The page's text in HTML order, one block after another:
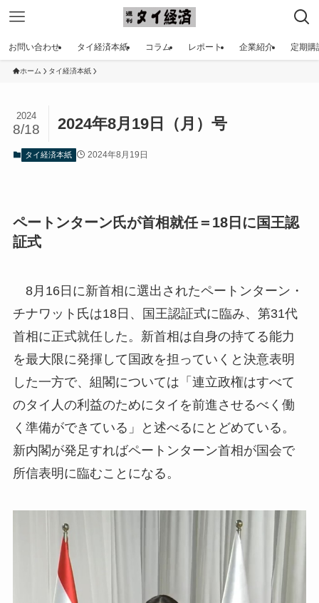
お問い合わせ タイ経済本紙 コラム レポート 企業紹介 定期購
ホーム タイ経済本紙
2024年8月19日（月）号
2024
8/18
タイ経済本紙 2024年8月19日
ペートンターン氏が首相就任＝18日に国王認
証式
8月16日に新首相に選出されたペートンターン・
チナワット氏は18日、国王認証式に臨み、第31代
首相に正式就任した。新首相は自身の持てる能力
を最大限に発揮して国政を担っていくと決意表明
した一方で、組閣については「連立政権はすべて
のタイ人の利益のためにタイを前進させるべく働
く準備ができている」と述べるにとどめている。
新内閣が発足すればペートンターン首相が国会で
所信表明に臨むことになる。